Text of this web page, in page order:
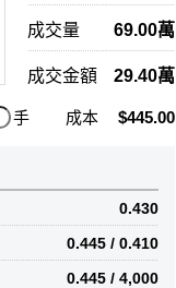
成交量 69.00萬
成交金額 29.40萬
手 成本 $445.00
0.430
0.445 / 0.410
0.445 / 4,000